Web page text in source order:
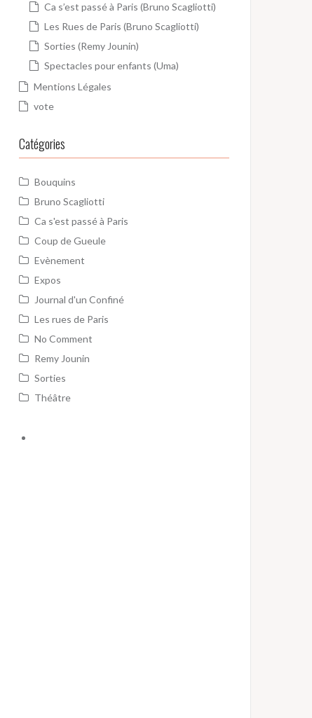
Ca s’est passé à Paris (Bruno Scagliotti)
Les Rues de Paris (Bruno Scagliotti)
Sorties (Remy Jounin)
Spectacles pour enfants (Uma)
Mentions Légales
vote
Catégories
Bouquins
Bruno Scagliotti
Ca s'est passé à Paris
Coup de Gueule
Evènement
Expos
Journal d'un Confiné
Les rues de Paris
No Comment
Remy Jounin
Sorties
Théâtre